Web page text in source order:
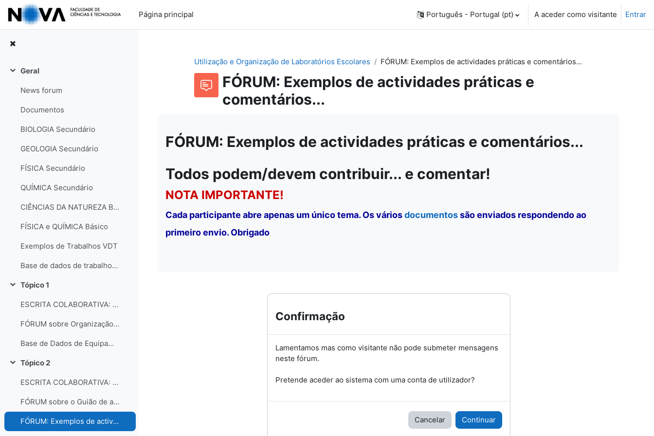
Ir para o conteúdo principal
Página principal
Português - Portugal ‎(pt)‎ A aceder como visitante Entrar
Contrair
Geral
News forum
Documentos
BIOLOGIA Secundário
GEOLOGIA Secundário
FÍSICA Secundário
QUÍMICA Secundário
CIÊNCIAS DA NATUREZA Básico
FÍSICA e QUÍMICA Básico
Exemplos de Trabalhos VDT
Base de dados de trabalhos dos participantes do curso
Contrair
Tópico 1
ESCRITA COLABORATIVA: Organização dos laboratórios
FÓRUM sobre Organização e gestão dos laboratórios escolares
Base de Dados de Equipamentos e Consumíveis dos Laboratórios
Contrair
Tópico 2
ESCRITA COLABORATIVA: Guião de Actividade Prática
FÓRUM sobre o Guião de actividades práticas
FÓRUM: Exemplos de actividades práticas e comentários...
Utilização e Organização de Laboratórios Escolares FÓRUM: Exemplos de actividades práticas e comentários...
FÓRUM: Exemplos de actividades práticas e
comentários...
FÓRUM: Exemplos de actividades práticas e comentários...
Todos podem/devem contribuir... e comentar!
NOTA IMPORTANTE!
Cada participante abre apenas um único tema. Os váriosdocumentossão enviados respondendo ao
primeiro envio. Obrigado
Confirmação
Lamentamos mas como visitante não pode submeter mensagens
neste fórum.
Pretende aceder ao sistema com uma conta de utilizador?
Cancelar Continuar